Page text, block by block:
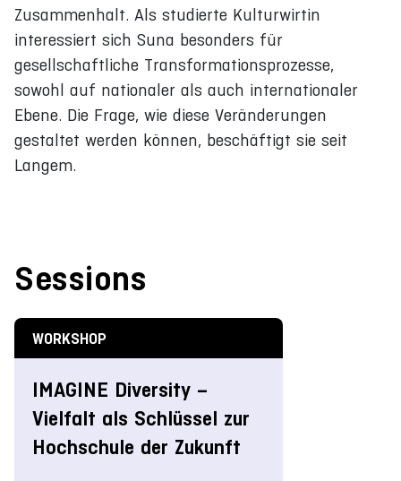
Zusammenhalt. Als studierte Kulturwirtin
interessiert sich Suna besonders für
gesellschaftliche Transformationsprozesse,
sowohl auf nationaler als auch internationaler
Ebene. Die Frage, wie diese Veränderungen
gestaltet werden können, beschäftigt sie seit
Langem.
Sessions
WORKSHOP
IMAGINE Diversity –
Vielfalt als Schlüssel zur
Hochschule der Zukunft